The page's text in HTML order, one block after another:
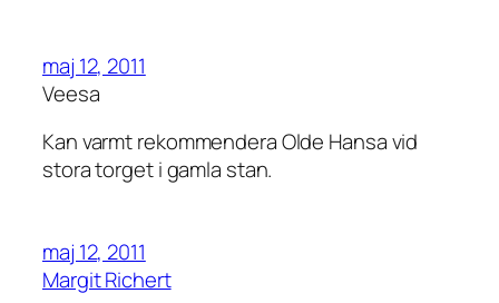
maj 12, 2011
Veesa
Kan varmt rekommendera Olde Hansa vid
stora torget i gamla stan.
maj 12, 2011
Margit Richert